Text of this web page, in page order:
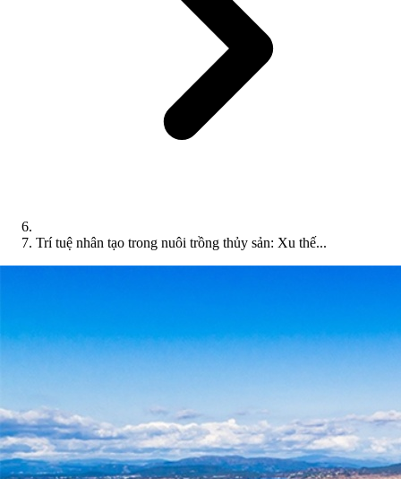
Trí tuệ nhân tạo trong nuôi trồng thủy sản: Xu thế...